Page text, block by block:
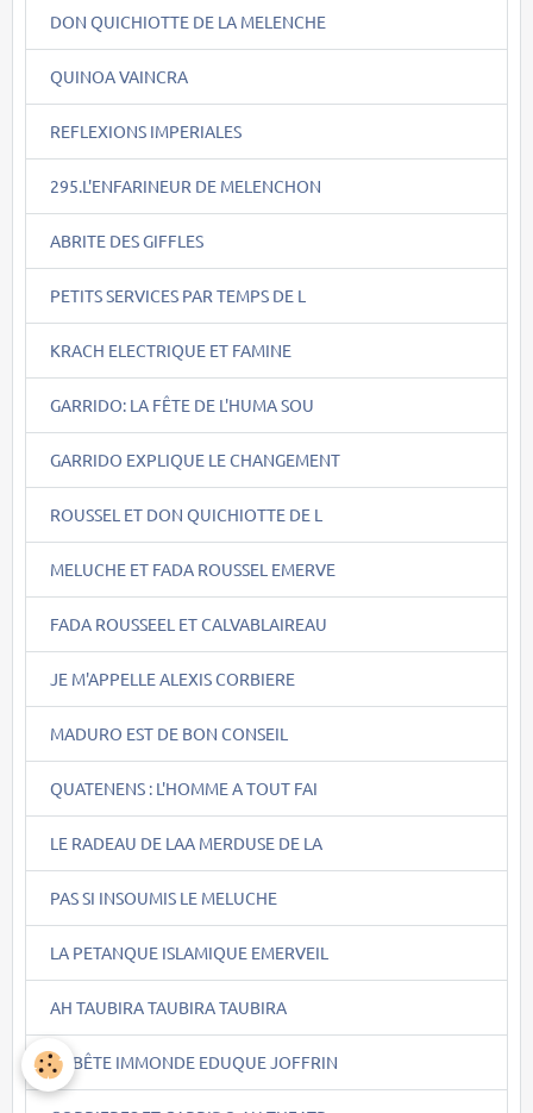
DON QUICHIOTTE DE LA MELENCHE
QUINOA VAINCRA
REFLEXIONS IMPERIALES
295.L'ENFARINEUR DE MELENCHON
ABRITE DES GIFFLES
PETITS SERVICES PAR TEMPS DE L
KRACH ELECTRIQUE ET FAMINE
GARRIDO: LA FÊTE DE L'HUMA SOU
GARRIDO EXPLIQUE LE CHANGEMENT
ROUSSEL ET DON QUICHIOTTE DE L
MELUCHE ET FADA ROUSSEL EMERVE
FADA ROUSSEEL ET CALVABLAIREAU
JE M'APPELLE ALEXIS CORBIERE
MADURO EST DE BON CONSEIL
QUATENENS : L'HOMME A TOUT FAI
LE RADEAU DE LAA MERDUSE DE LA
PAS SI INSOUMIS LE MELUCHE
LA PETANQUE ISLAMIQUE EMERVEIL
AH TAUBIRA TAUBIRA TAUBIRA
LA BÊTE IMMONDE EDUQUE JOFFRIN